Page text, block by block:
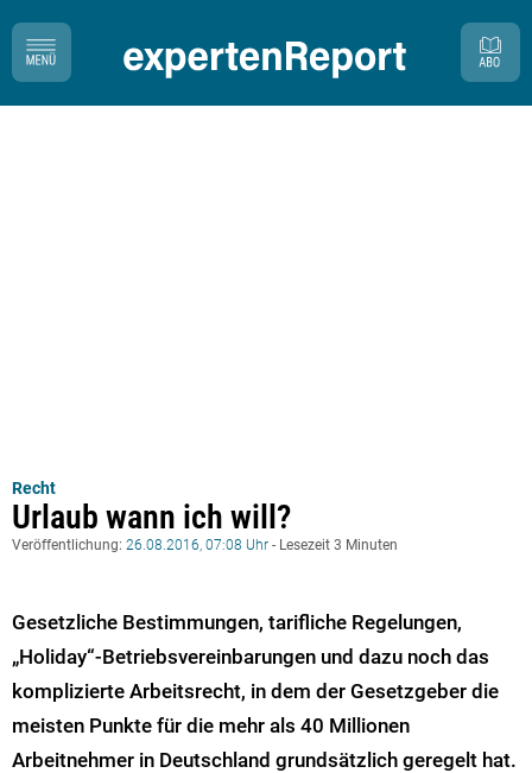
Recht
Urlaub wann ich will?
Veröffentlichung: 26.08.2016, 07:08 Uhr - Lesezeit 3 Minuten
Gesetzliche Bestimmungen, tarifliche Regelungen,
„Holiday“-Betriebsvereinbarungen und dazu noch das
komplizierte Arbeitsrecht, in dem der Gesetzgeber die
meisten Punkte für die mehr als 40 Millionen
Arbeitnehmer in Deutschland grundsätzlich geregelt hat.